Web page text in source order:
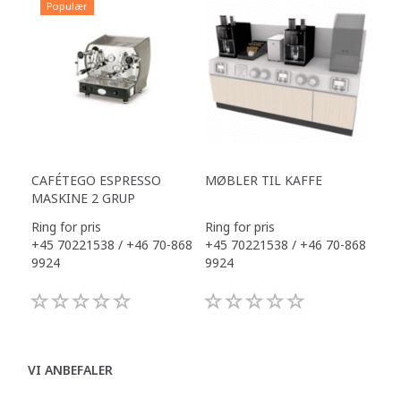
Populær
CAFÉTEGO ESPRESSO
MASKINE 2 GRUP
Ring for pris
+45 70221538 / +46 70-868
9924
MØBLER TIL KAFFE
Ring for pris
+45 70221538 / +46 70-868
9924
VI ANBEFALER